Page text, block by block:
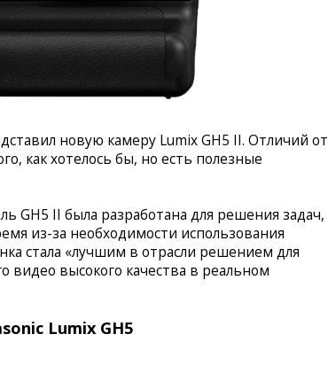
новую камеру Lumix GH5 II. Отличий от
как хотелось бы, но есть полезные
GH5 II была разработана для решения задач,
из-за необходимости использования
стала «лучшим в отрасли решением для
видео высокого качества в реальном
Lumix GH5